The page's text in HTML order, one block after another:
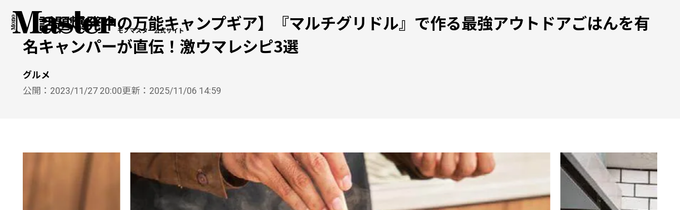
モノマスター公式サイト
【話題爆発中の万能キャンプギア】『マルチグリドル』で作る最強アウトドアごはんを有
名キャンパーが直伝！激ウマレシピ3選
グルメ
公開： 2023/11/27 20:00更新： 2025/11/06 14:59